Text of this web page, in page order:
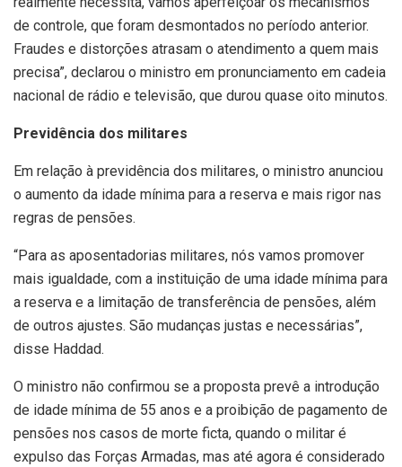
de controle, que foram desmontados no período anterior.
Fraudes e distorções atrasam o atendimento a quem mais
precisa”, declarou o ministro em pronunciamento em cadeia
nacional de rádio e televisão, que durou quase oito minutos.
Previdência dos militares
Em relação à previdência dos militares, o ministro anunciou
o aumento da idade mínima para a reserva e mais rigor nas
regras de pensões.
“Para as aposentadorias militares, nós vamos promover
mais igualdade, com a instituição de uma idade mínima para
a reserva e a limitação de transferência de pensões, além
de outros ajustes. São mudanças justas e necessárias”,
disse Haddad.
O ministro não confirmou se a proposta prevê a introdução
de idade mínima de 55 anos e a proibição de pagamento de
pensões nos casos de morte ficta, quando o militar é
expulso das Forças Armadas, mas até agora é considerado